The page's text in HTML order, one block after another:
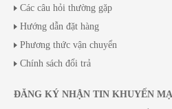
Các câu hỏi thường gặp
Hướng dẫn đặt hàng
Phương thức vận chuyển
Chính sách đổi trả
ĐĂNG KÝ NHẬN TIN KHUYẾN